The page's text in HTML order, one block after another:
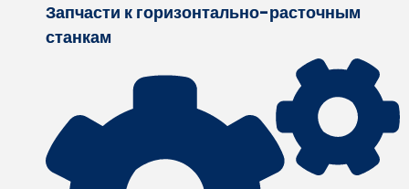
Запчасти к горизонтально-расточным
станкам